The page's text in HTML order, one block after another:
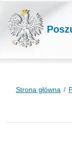
Strona główna